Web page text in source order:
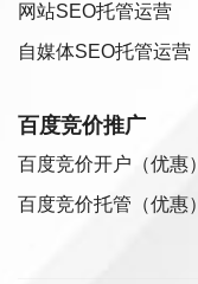
网站SEO托管运营
自媒体SEO托管运营
百度竞价推广
百度竞价开户（优惠）
百度竞价托管（优惠）